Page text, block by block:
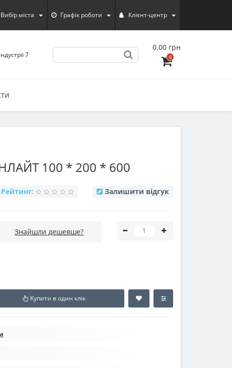
Вибiр мiста Графік роботи Клієнт-центр
7
0.00 грн
0
100 * 200 * 600
Рейтинг: Залишити відгук
Знайшли дешевше?
Купити в один клік